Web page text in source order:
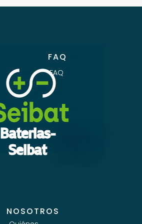
Baterias-
Seibat
FAQ
FAQ
NOSOTROS